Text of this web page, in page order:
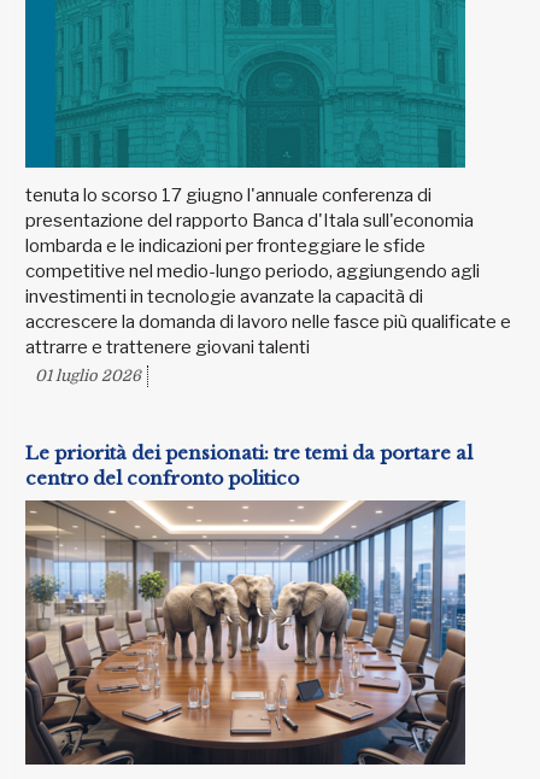
tenuta lo scorso 17 giugno l'annuale conferenza di
presentazione del rapporto Banca d'Itala sull'economia
lombarda e le indicazioni per fronteggiare le sfide
competitive nel medio-lungo periodo, aggiungendo agli
investimenti in tecnologie avanzate la capacità di
accrescere la domanda di lavoro nelle fasce più qualificate e
attrarre e trattenere giovani talenti
01 luglio 2026
Le priorità dei pensionati: tre temi da portare al
centro del confronto politico